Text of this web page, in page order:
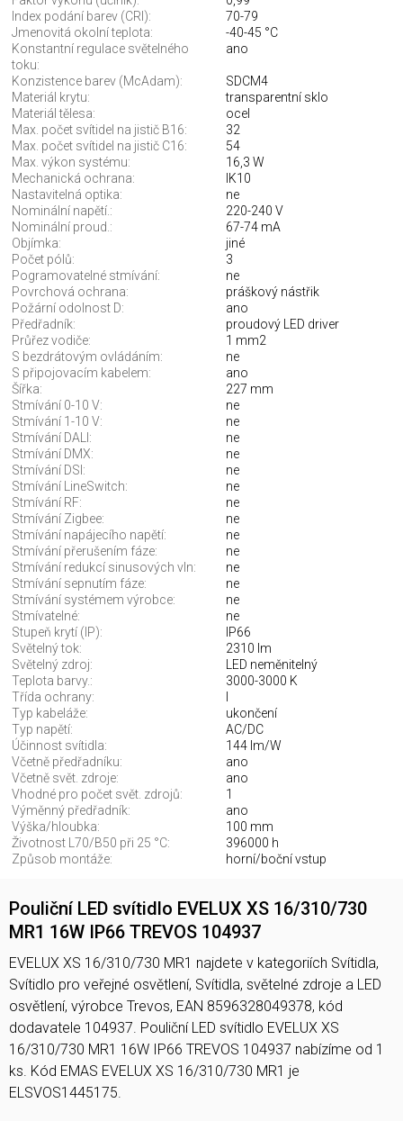
Index podání barev (CRI):
70-79
Jmenovitá okolní teplota:
-40-45 °C
Konstantní regulace světelného
toku:
ano
Konzistence barev (McAdam):
SDCM4
Materiál krytu:
transparentní sklo
Materiál tělesa:
ocel
Max. počet svítidel na jistič B16:
32
Max. počet svítidel na jistič C16:
54
Max. výkon systému:
16,3 W
Mechanická ochrana:
IK10
Nastavitelná optika:
ne
Nominální napětí.:
220-240 V
Nominální proud.:
67-74 mA
Objímka:
jiné
Počet pólů:
3
Pogramovatelné stmívání:
ne
Povrchová ochrana:
práškový nástřik
Požární odolnost D:
ano
Předřadník:
proudový LED driver
Průřez vodiče:
1 mm2
S bezdrátovým ovládáním:
ne
S připojovacím kabelem:
ano
Šířka:
227 mm
Stmívání 0-10 V:
ne
Stmívání 1-10 V:
ne
Stmívání DALI:
ne
Stmívání DMX:
ne
Stmívání DSI:
ne
Stmívání LineSwitch:
ne
Stmívání RF:
ne
Stmívání Zigbee:
ne
Stmívání napájecího napětí:
ne
Stmívání přerušením fáze:
ne
Stmívání redukcí sinusových vln:
ne
Stmívání sepnutím fáze:
ne
Stmívání systémem výrobce:
ne
Stmívatelné:
ne
Stupeň krytí (IP):
IP66
Světelný tok:
2310 lm
Světelný zdroj:
LED neměnitelný
Teplota barvy.:
3000-3000 K
Třída ochrany:
Typ kabeláže:
ukončení
Typ napětí:
AC/DC
Účinnost svítidla:
144 lm/W
Včetně předřadníku:
ano
Včetně svět. zdroje:
ano
Vhodné pro počet svět. zdrojů:
1
Výměnný předřadník:
ano
Výška/hloubka:
100 mm
Životnost L70/B50 při 25 °C:
396000 h
Způsob montáže:
horní/boční vstup
Pouliční LED svítidlo EVELUX XS 16/310/730
MR1 16W IP66 TREVOS 104937
EVELUX XS 16/310/730 MR1 najdete v kategoriích Svítidla,
Svítidlo pro veřejné osvětlení, Svítidla, světelné zdroje a LED
osvětlení, výrobce Trevos, EAN 8596328049378, kód
dodavatele 104937. Pouliční LED svítidlo EVELUX XS
16/310/730 MR1 16W IP66 TREVOS 104937 nabízíme od 1
ks. Kód EMAS EVELUX XS 16/310/730 MR1 je
ELSVOS1445175.